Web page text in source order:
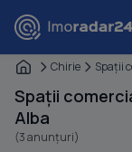
Chirie Spaţii
Spații
Alba
(3 anunțuri)